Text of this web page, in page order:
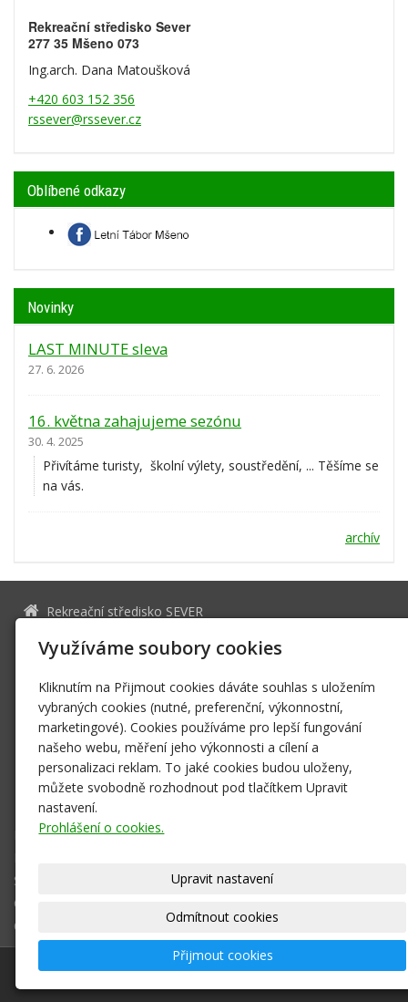
Rekreační středisko Sever
277 35 Mšeno 073
Ing.arch. Dana Matoušková
+420 603 152 356
rssever@rssever.cz
Oblíbené odkazy
Novinky
LAST MINUTE sleva
27. 6. 2026
16. května zahajujeme sezónu
30. 4. 2025
Přivítáme turisty, školní výlety, soustředění, ... Těšíme se
na vás.
archív
Rekreační středisko SEVER
12051161
CZ5653222333
rssever@rssever.cz
www.rssever.cz
+420 603 152 356
Facebook
369330480/0300
Dětské tábory
Skupinové pobyty
Ostatní
O nás
© 2026Rekreační středisko SEVER | Mapa webu
Využíváme soubory cookies
Kliknutím na Přijmout cookies dáváte souhlas s uložením
vybraných cookies (nutné, preferenční, výkonnostní,
marketingové). Cookies používáme pro lepší fungování
našeho webu, měření jeho výkonnosti a cílení a
personalizaci reklam. To jaké cookies budou uloženy,
můžete svobodně rozhodnout pod tlačítkem Upravit
nastavení.
Prohlášení o cookies.
Upravit nastavení
Odmítnout cookies
Přijmout cookies